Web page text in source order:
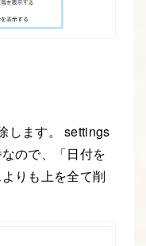
します。 settings
ので、「日付を
りも上を全て削